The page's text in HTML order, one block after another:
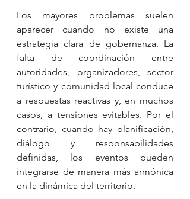
Los mayores problemas suelen
aparecer cuando no existe una
estrategia clara de gobernanza. La
falta de coordinación entre
autoridades, organizadores, sector
turístico y comunidad local conduce
a respuestas reactivas y, en muchos
casos, a tensiones evitables. Por el
contrario, cuando hay planificación,
diálogo y responsabilidades
definidas, los eventos pueden
integrarse de manera más armónica
en la dinámica del territorio.